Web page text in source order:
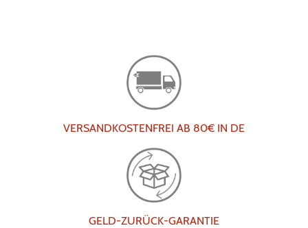
VERSANDKOSTENFREI AB 80€ IN DE
GELD-ZURÜCK-GARANTIE